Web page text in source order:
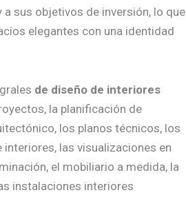
sus objetivos de inversión, lo que
elegantes con una identidad
de diseño de interiores
la planificación de
los planos técnicos, los
las visualizaciones en
el mobiliario a medida, la
instalaciones interiores